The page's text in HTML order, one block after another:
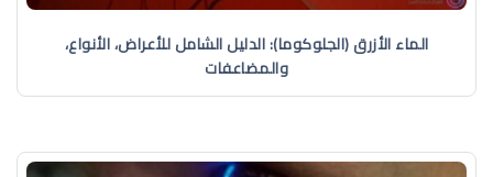
الماء الأزرق (الجلوكوما): الدليل الشامل للأعراض، الأنواع،
والمضاعفات